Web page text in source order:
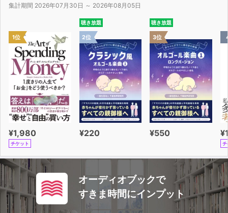
集計期間 2026年07月30日 ～ 2026年08月05日
1位
¥1,980
チケット
聴き放題
2位
¥220
聴き放題
3位
¥550
チ
オーディオブックで
すきま時間にインプット